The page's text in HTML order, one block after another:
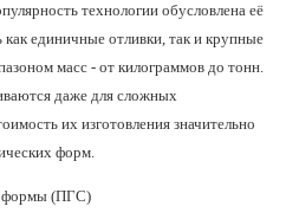
технологии обусловлена её
единичные отливки, так и крупные
масс - от килограммов до тонн.
даже для сложных
их изготовления значительно
форм.